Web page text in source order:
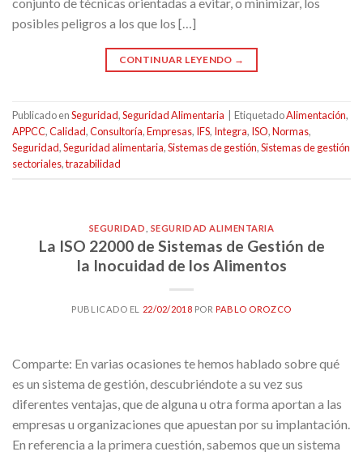
posibles peligros a los que los […]
CONTINUAR LEYENDO →
Publicado enSeguridad,Seguridad Alimentaria EtiquetadoAlimentación,
APPCC,Calidad,Consultoría,Empresas, IFS, Integra, ISO,Normas,
Seguridad,Seguridad alimentaria,Sistemas de gestión,Sistemas de gestión
sectoriales,trazabilidad
SEGURIDAD SEGURIDAD ALIMENTARIA
La ISO 22000 de Sistemas de Gestión de
la Inocuidad de los Alimentos
PUBLICADO EL 22/02/2018 POR PABLO OROZCO
Comparte: En varias ocasiones te hemos hablado sobre qué
es un sistema de gestión, descubriéndote a su vez sus
diferentes ventajas, que de alguna u otra forma aportan a las
empresas u organizaciones que apuestan por su implantación.
En referencia a la primera cuestión, sabemos que un sistema